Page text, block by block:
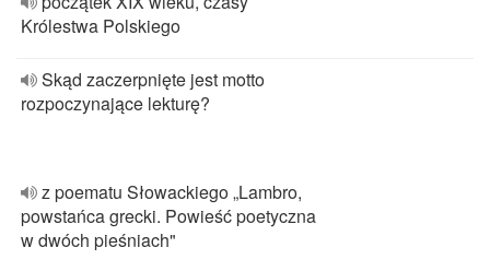
Królestwa Polskiego
Skąd zaczerpnięte jest motto
rozpoczynające lekturę?
z poematu Słowackiego „Lambro,
powstańca grecki. Powieść poetyczna
w dwóch pieśniach"